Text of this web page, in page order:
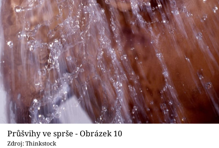
Průšvihy ve sprše - Obrázek 10
Zdroj: Thinkstock